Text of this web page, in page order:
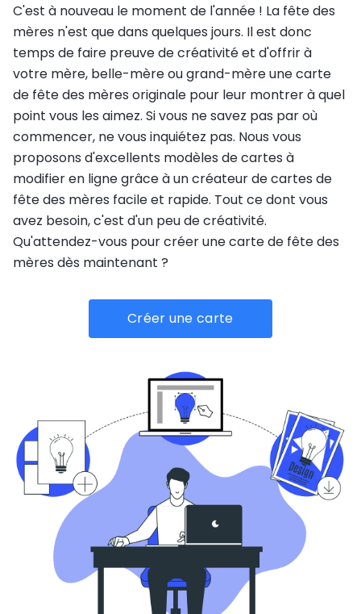
C'est à nouveau le moment de l'année ! La fête des
mères n'est que dans quelques jours. Il est donc
temps de faire preuve de créativité et d'offrir à
votre mère, belle-mère ou grand-mère une carte
de fête des mères originale pour leur montrer à quel
point vous les aimez. Si vous ne savez pas par où
commencer, ne vous inquiétez pas. Nous vous
proposons d'excellents modèles de cartes à
modifier en ligne grâce à un créateur de cartes de
fête des mères facile et rapide. Tout ce dont vous
avez besoin, c'est d'un peu de créativité.
Qu'attendez-vous pour créer une carte de fête des
mères dès maintenant ?
Créer une carte